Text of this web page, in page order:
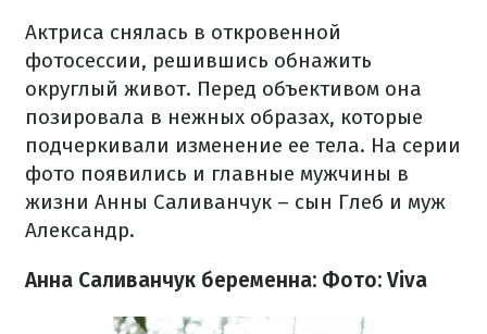
Актриса снялась в откровенной
фотосессии, решившись обнажить
округлый живот. Перед объективом она
позировала в нежных образах, которые
подчеркивали изменение ее тела. На серии
фото появились и главные мужчины в
жизни Анны Саливанчук – сын Глеб и муж
Александр.
Анна Саливанчук беременна: Фото: Viva